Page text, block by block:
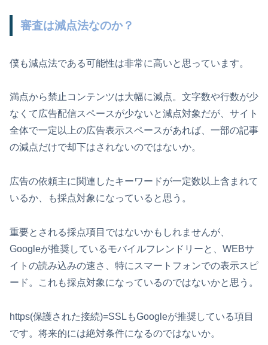
審査は減点法なのか？
僕も減点法である可能性は非常に高いと思っています。
満点から禁止コンテンツは大幅に減点。文字数や行数が少
なくて広告配信スペースが少ないと減点対象だが、サイト
全体で一定以上の広告表示スペースがあれば、一部の記事
の減点だけで却下はされないのではないか。
広告の依頼主に関連したキーワードが一定数以上含まれて
いるか、も採点対象になっていると思う。
重要とされる採点項目ではないかもしれませんが、
Googleが推奨しているモバイルフレンドリーと、WEBサ
イトの読み込みの速さ、特にスマートフォンでの表示スピ
ード。これも採点対象になっているのではないかと思う。
https(保護された接続)=SSLもGoogleが推奨している項目
です。将来的には絶対条件になるのではないか。